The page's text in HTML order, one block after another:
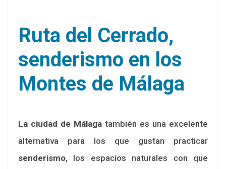
Ruta del Cerrado,
senderismo en los
Montes de Málaga
La ciudad de Málaga también es una excelente
alternativa para los que gustan practicar
senderismo, los espacios naturales con que